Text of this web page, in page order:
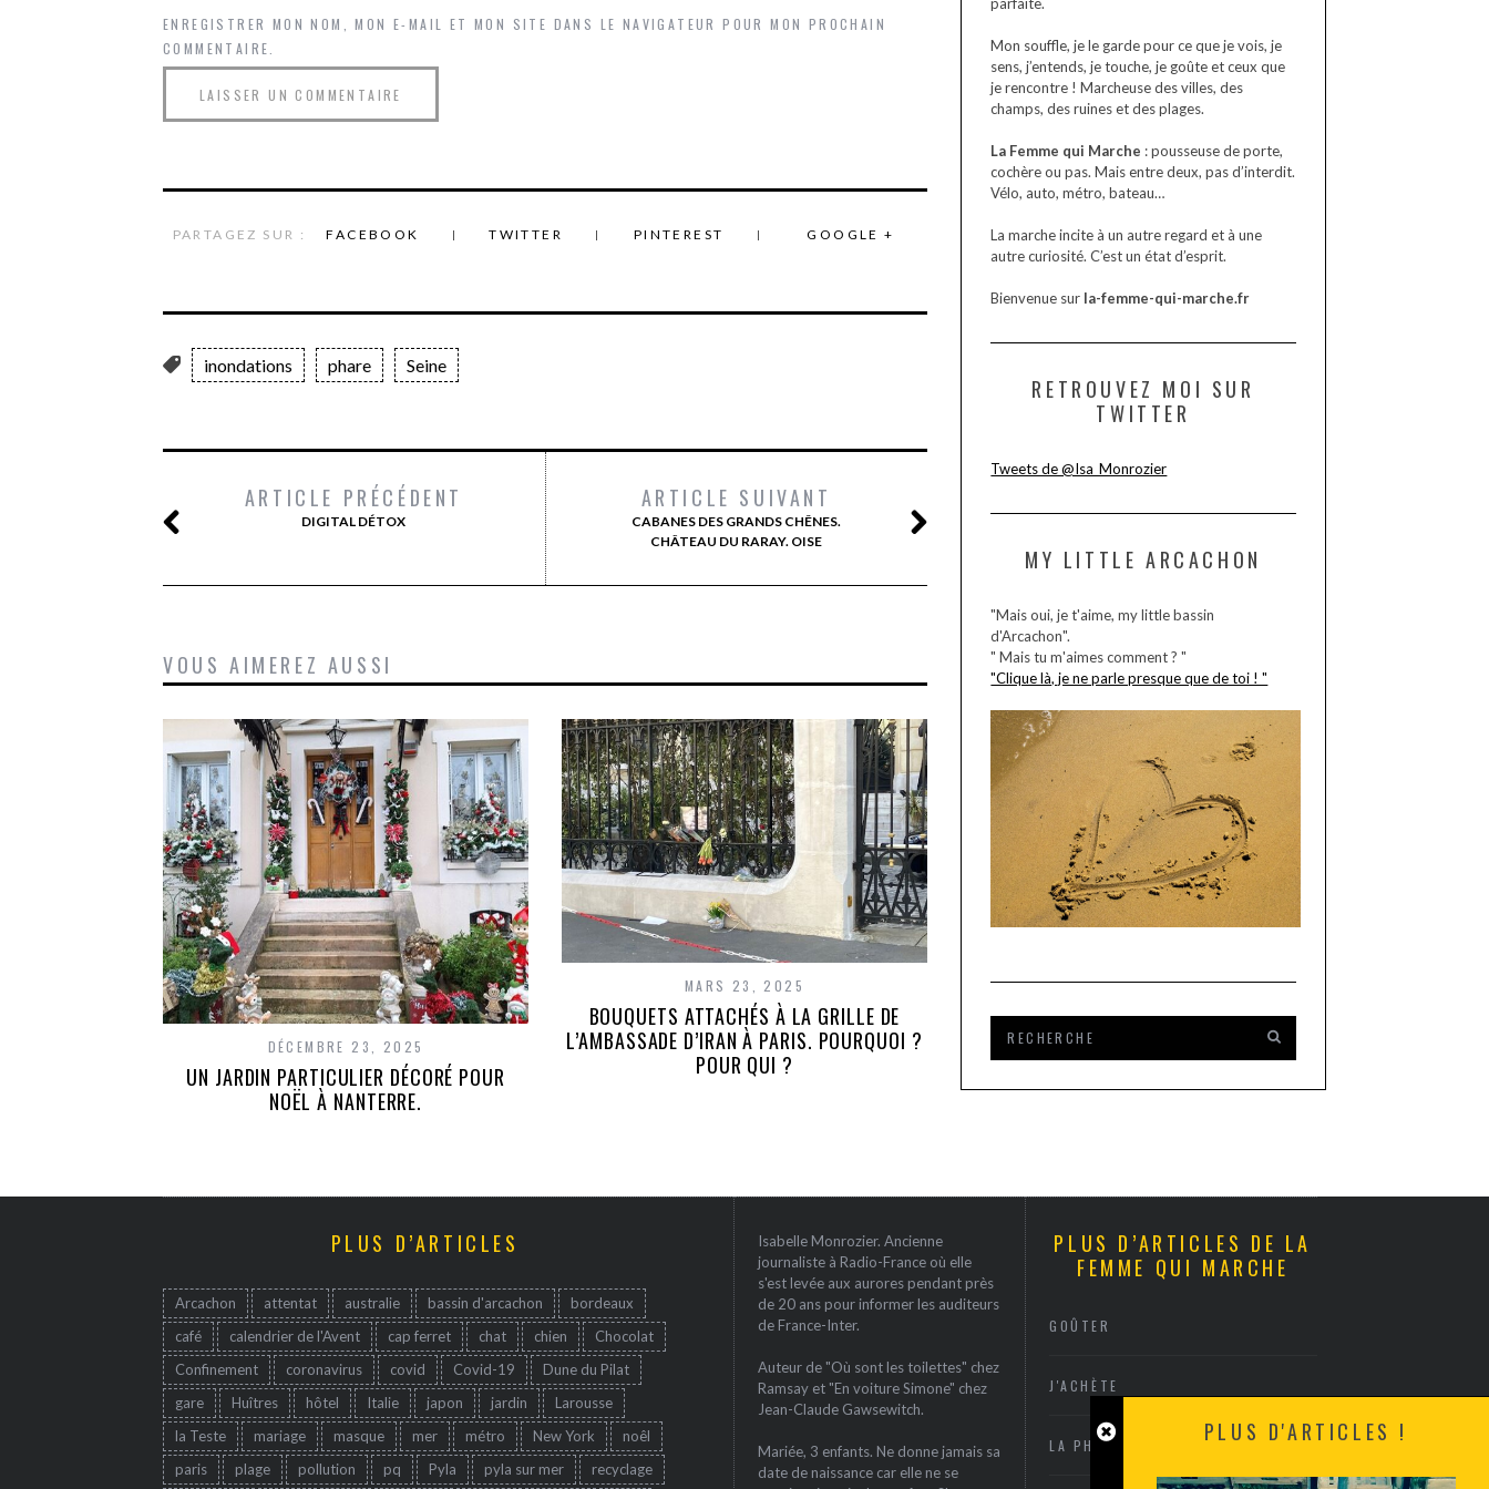
ENREGISTRER MON NOM, MON E-MAIL ET MON SITE DANS LE NAVIGATEUR POUR MON PROCHAIN
COMMENTAIRE.
PARTAGEZ SUR : FACEBOOK TWITTER PINTEREST GOOGLE +
inondations phare Seine
ARTICLE PRÉCÉDENT
DIGITAL DÉTOX
ARTICLE SUIVANT
CABANES DES GRANDS CHÊNES.
CHÂTEAU DU RARAY. OISE
VOUS AIMEREZ AUSSI
DÉCEMBRE 23, 2025
UN JARDIN PARTICULIER DÉCORÉ POUR
NOËL À NANTERRE.
MARS 23, 2025
BOUQUETS ATTACHÉS À LA GRILLE DE
L’AMBASSADE D’IRAN À PARIS. POURQUOI ?
POUR QUI ?
Mon souffle, je le garde pour ce que je vois, je
sens, j’entends, je touche, je goûte et ceux que
je rencontre ! Marcheuse des villes, des
champs, des ruines et des plages.
La Femme qui Marche : pousseuse de porte,
cochère ou pas. Mais entre deux, pas d’interdit.
Vélo, auto, métro, bateau…
La marche incite à un autre regard et à une
autre curiosité. C’est un état d’esprit.
Bienvenue sur la-femme-qui-marche.fr
RETROUVEZ MOI SUR
TWITTER
Tweets de @Isa_Monrozier
MY LITTLE ARCACHON
"Mais oui, je t'aime, my little bassin
d'Arcachon".
" Mais tu m'aimes comment ? "
"Clique là, je ne parle presque que de toi ! "
PLUS D'ARTICLES !
PLUS D’ARTICLES
Arcachon attentat australie bassin d'arcachon
bordeaux
café
calendrier de l'Avent cap ferret chat chien
Chocolat
Confinement
coronavirus covid Covid-19
Dune du Pilat
gare
Huîtres hôtel Italie japon jardin
Larousse
la Teste
mariage masque mer métro New York
noêl
paris
plage pollution pq Pyla pyla sur mer recyclage
Isabelle Monrozier. Ancienne
journaliste à Radio-France où elle
s'est levée aux aurores pendant près
de 20 ans pour informer les auditeurs
de France-Inter.
Auteur de "Où sont les toilettes" chez
Ramsay et "En voiture Simone" chez
Jean-Claude Gawsewitch.
Mariée, 3 enfants. Ne donne jamais sa
date de naissance car elle ne se
PLUS D’ARTICLES DE LA
FEMME QUI MARCHE
GOÛTER
J'ACHÈTE
LA PHOTO